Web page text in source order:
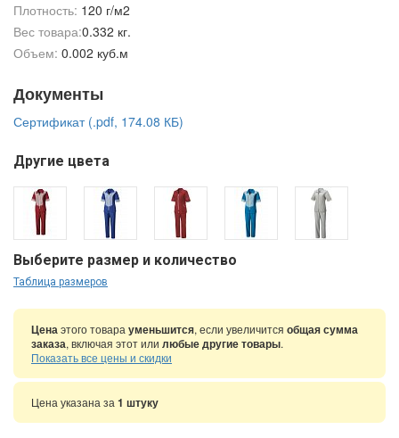
Плотность: 120 г/м2
Вес товара:0.332 кг.
Объем: 0.002 куб.м
Документы
Сертификат (.pdf, 174.08 КБ)
Другие цвета
Выберите размер и количество
Таблица размеров
Ценаэтого товара уменьшится, если увеличится общая сумма
заказа, включая этот или любые другие товары.
Показать все цены и скидки
Цена указана за 1 штуку